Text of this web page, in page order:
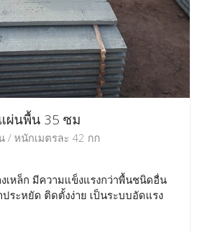
ผ่นพื้น 35 ซม
/ หนักเมตรละ 42 กก
เหล็ก มีความแข็งแรงกว่าพื้นชนิดอื่น
ระหยัด ติดตั้งง่าย เป็นระบบอัดแรง